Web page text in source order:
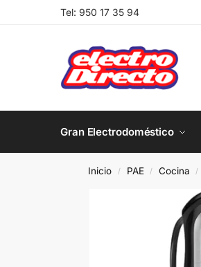
Tel: 950 17 35 94
Gran Electrodoméstico
Inicio / PAE / Cocina /